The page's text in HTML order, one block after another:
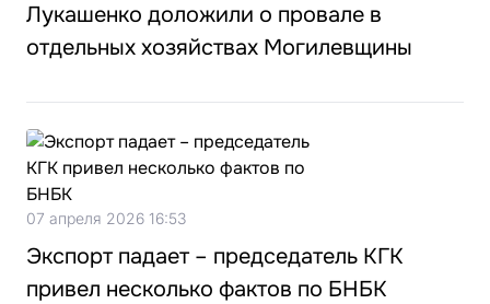
Лукашенко доложили о провале в
отдельных хозяйствах Могилевщины
07 апреля 2026 16:53
Экспорт падает – председатель КГК
привел несколько фактов по БНБК